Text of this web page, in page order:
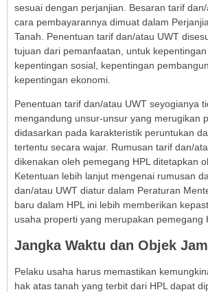
sesuai dengan perjanjian. Besaran tarif
cara pembayarannya dimuat dalam
Tanah. Penentuan tarif dan/atau UWT
tujuan dari pemanfaatan, untuk kepentingan
kepentingan sosial, kepentingan
kepentingan ekonomi.
Penentuan tarif dan/atau UWT seyogianya
mengandung unsur-unsur yang merugikan
didasarkan pada karakteristik peruntukan
tertentu secara wajar. Rumusan tarif dan/
dikenakan oleh pemegang HPL ditetapkan
Ketentuan lebih lanjut mengenai rumusan
dan/atau UWT diatur dalam Peraturan
baru dalam HPL ini lebih memberikan
usaha properti yang merupakan pemegang
Jangka Waktu dan Objek
Pelaku usaha harus memastikan
hak atas tanah yang terbit dari HPL dapat